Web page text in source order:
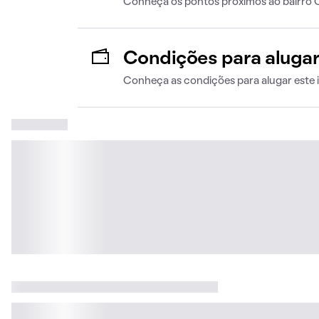
Conheça os pontos próximos ao bairro
Condições para alugar
Conheça as condições para alugar este